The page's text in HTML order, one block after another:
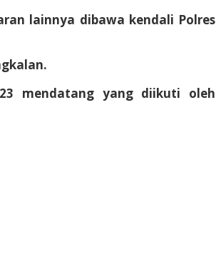
lainnya dibawa kendali Polres
mendatang yang diikuti oleh